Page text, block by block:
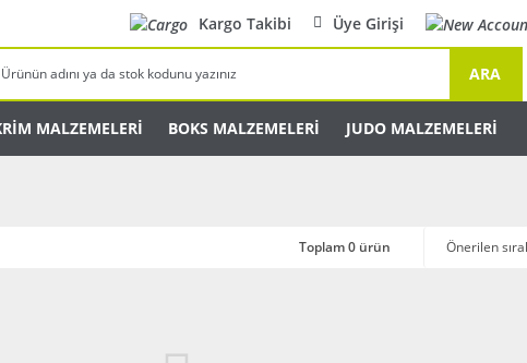
Kargo Takibi Üye Girişi
ARA
MALZEMELERİ BOKS MALZEMELERİ JUDO MALZEMELERİ
Toplam 0 ürün